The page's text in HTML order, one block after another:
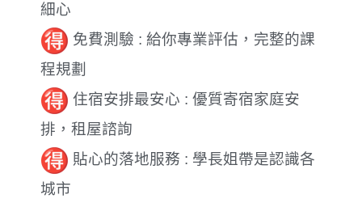
細心
免費測驗 : 給你專業評估，完整的課
程規劃
住宿安排最安心 : 優質寄宿家庭安
排，租屋諮詢
貼心的落地服務 : 學長姐帶是認識各
城市